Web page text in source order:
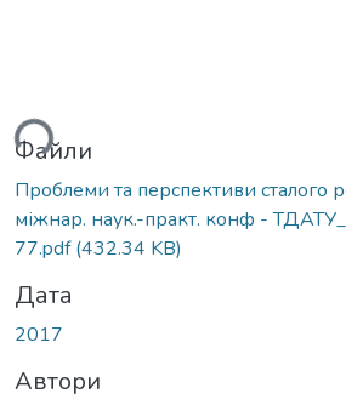
Файли
Проблеми та перспективи сталого
міжнар. наук.-практ. конф -
77.pdf(432.34 KB)
Дата
2017
Автори